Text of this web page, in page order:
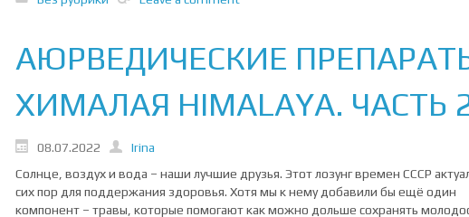
АЮРВЕДИЧЕСКИЕ
ХИМАЛАЯ HIMALAYA. ЧАСТЬ
08.07.2022
Irina
Солнце, воздух и вода – наши лучшие друзья. Этот лозунг времен СССР
сих пор для поддержания здоровья. Хотя мы к нему добавили бы ещё один
компонент – травы, которые помогают как можно дольше сохранять